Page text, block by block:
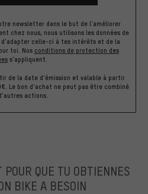
newsletter dans le but de l'améliorer
chez nous, nous utilisons les données de
d'adapter celle-ci à tes intérêts et de la
toi. Nos conditions de protection des
s'appliquent.
de la date d'émission et valable à partir
Le bon d'achat ne peut pas être combiné
actions.
POUR QUE TU OBTIENNES
BIKE A BESOIN